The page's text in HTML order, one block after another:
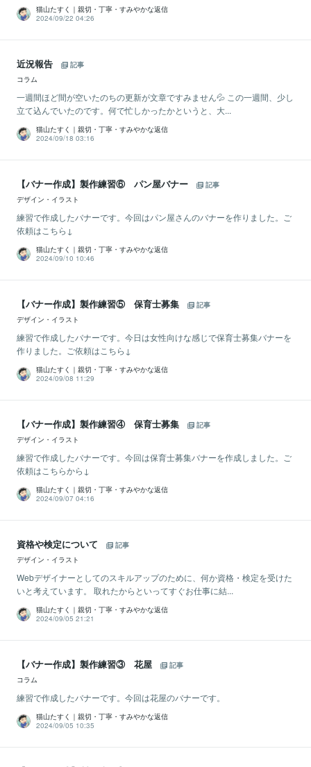
猫山たすく｜親切・丁寧・すみやかな返信
2024/09/22 04:26
近況報告
記事
コラム
一週間ほど間が空いたのちの更新が文章ですみません💦 この一週間、少し
立て込んでいたのです。何で忙しかったかというと、大...
猫山たすく｜親切・丁寧・すみやかな返信
2024/09/18 03:16
【バナー作成】製作練習⑥ パン屋バナー
記事
デザイン・イラスト
練習で作成したバナーです。今回はパン屋さんのバナーを作りました。ご
依頼はこちら↓
猫山たすく｜親切・丁寧・すみやかな返信
2024/09/10 10:46
【バナー作成】製作練習⑤ 保育士募集
記事
デザイン・イラスト
練習で作成したバナーです。今日は女性向けな感じで保育士募集バナーを
作りました。ご依頼はこちら↓
猫山たすく｜親切・丁寧・すみやかな返信
2024/09/08 11:29
【バナー作成】製作練習④ 保育士募集
記事
デザイン・イラスト
練習で作成したバナーです。今回は保育士募集バナーを作成しました。ご
依頼はこちらから↓
猫山たすく｜親切・丁寧・すみやかな返信
2024/09/07 04:16
資格や検定について
記事
デザイン・イラスト
Webデザイナーとしてのスキルアップのために、何か資格・検定を受けた
いと考えています。 取れたからといってすぐお仕事に結...
猫山たすく｜親切・丁寧・すみやかな返信
2024/09/05 21:21
【バナー作成】製作練習③ 花屋
記事
コラム
練習で作成したバナーです。今回は花屋のバナーです。
猫山たすく｜親切・丁寧・すみやかな返信
2024/09/05 10:35